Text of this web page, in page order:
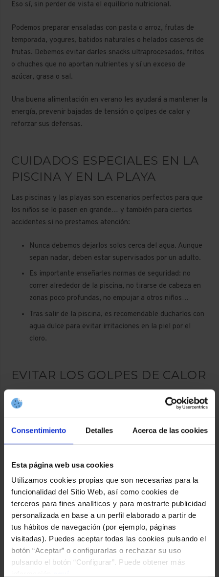
Consentimiento Detalles Acerca de las cookies
Esta página web usa cookies
Utilizamos cookies propias que son necesarias para la
funcionalidad del Sitio Web, así como cookies de
terceros para fines analíticos y para mostrarte publicidad
personalizada en base a un perfil elaborado a partir de
tus hábitos de navegación (por ejemplo, páginas
visitadas). Puedes aceptar todas las cookies pulsando el
botón “Aceptar” o configurarlas o rechazar su uso
pulsando el botón “Configurar”. Puede obtener más
Eso sí, sin perder de vista el equilibrio nutricional.
Podemos preparar ensaladas con pasta o arroz, frutas de
temporada, yogures, batidos naturales o helados caseros de
frutas. Debemos evitar darles snacks ultraprocesados, fritos
o chuches que no aportan nutrientes y sí un exceso de
azúcar, grasa o sal.
Una buena alimentación en verano les ayudará a mantener la
energía, prevenir bajadas de tensión o golpes de calor y
reforzar sus defensas.
CUIDADOS ESPECIALES EN LA
PISCINA Y EN LA PLAYA
Las piscinas y las playas son escenarios perfectos para que
los niños se lo pasen en grande… y también para ciertos
accidentes si no prestamos atención:
Nunca debemos dejarlos solos cerca del agua. Aunque
sepan nadar, deben estar supervisados por un adulto.
Es importante enseñarles normas de seguridad: no
correr alrededor de la piscina, no tirarse de cabeza en
zonas poco profundas, no empujar a otros niños…
Tras salir de la piscina, es recomendable ducharlos con
agua dulce para evitar irritaciones en la piel por el
cloro.
EVITAR LOS GOLPES DE CALOR
Los golpes de calor en niños pueden llegar sin previo aviso y
tener consecuencias graves. Pero los podemos prevenir:
Evitar la exposición prolongada al sol.
Vestirlos con ropa ligera, clara y transpirable.
Limitar la actividad física en las horas de más calor.
Ofrecerles descansos a la sombra.
Observar señales de alerta como mareos, somnolencia,
piel muy roja o caliente, dolor de cabeza o vómitos.
Si notamos alguno de estos síntomas, es importante actuar
rápido: llevarlos a un lugar fresco, ofrecer agua, aplicar
paños húmedos y consultar con un profesional si no mejoran.